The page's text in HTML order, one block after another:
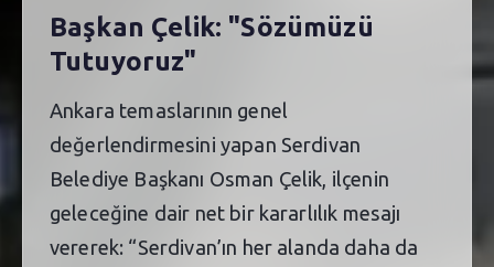
Başkan Çelik: "Sözümüzü
Tutuyoruz"
Ankara temaslarının genel
değerlendirmesini yapan Serdivan
Belediye Başkanı Osman Çelik, ilçenin
geleceğine dair net bir kararlılık mesajı
vererek: “Serdivan’ın her alanda daha da